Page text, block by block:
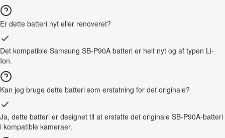
Er dette batteri nyt eller renoveret?
Det kompatible Samsung SB-P90A batteri er helt nyt og af typen Li-
Ion.
Kan jeg bruge dette batteri som erstatning for det originale?
Ja, dette batteri er designet til at erstatte det originale SB-P90A-batteri
i kompatible kameraer.